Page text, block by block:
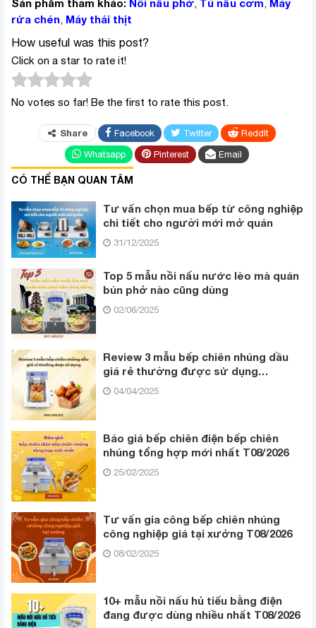
Sản phẩm tham khảo: Nồi nấu phở, Tủ nấu cơm, Máy
rửa chén, Máy thái thịt
How useful was this post?
Click on a star to rate it!
No votes so far! Be the first to rate this post.
Share Facebook Twitter
ReddIt
Whatsapp
Pinterest Email
CÓ THỂ BẠN QUAN TÂM
Tư vấn chọn mua bếp từ công nghiệp
chi tiết cho người mới mở quán
31/12/2025
Top 5 mẫu nồi nấu nước lèo mà quán
bún phở nào cũng dùng
02/06/2025
Review 3 mẫu bếp chiên nhúng dầu
giá rẻ thường được sử dụng
T08/2026
04/04/2025
Báo giá bếp chiên điện bếp chiên
nhúng tổng hợp mới nhất T08/2026
25/02/2025
Tư vấn gia công bếp chiên nhúng
công nghiệp giá tại xưởng T08/2026
08/02/2025
10+ mẫu nồi nấu hủ tiếu bằng điện
đang được dùng nhiều nhất T08/2026